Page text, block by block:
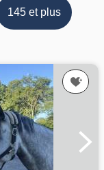
145 et plus